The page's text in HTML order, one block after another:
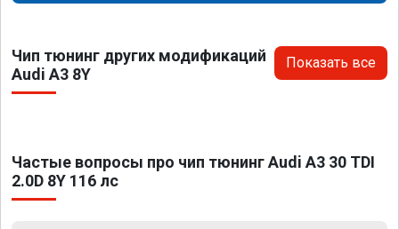
Чип тюнинг других модификаций
Audi A3 8Y
Показать все
Частые вопросы про чип тюнинг Audi A3 30 TDI
2.0D 8Y 116 лс